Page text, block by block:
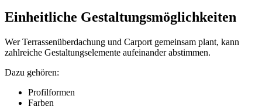
Einheitliche Gestaltungsmöglichkeiten
Wer Terrassenüberdachung und Carport gemeinsam plant, kann
zahlreiche Gestaltungselemente aufeinander abstimmen.
Dazu gehören:
Profilformen
Farben